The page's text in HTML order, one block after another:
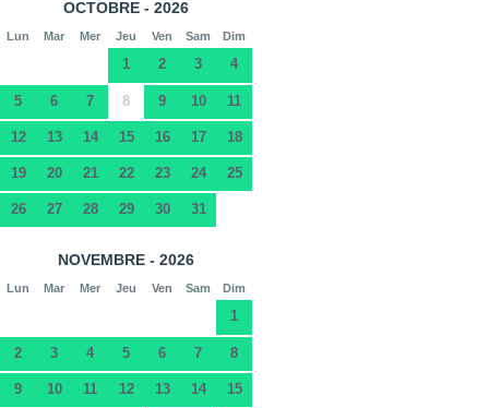
OCTOBRE - 2026
Lun Mar Mer Jeu Ven Sam Dim
1 2 3 4
5 6 7 8 9 10 11
12 13 14 15 16 17 18
19 20 21 22 23 24 25
26 27 28 29 30 31
NOVEMBRE - 2026
Lun Mar Mer Jeu Ven Sam Dim
1
2 3 4 5 6 7 8
9 10 11 12 13 14 15